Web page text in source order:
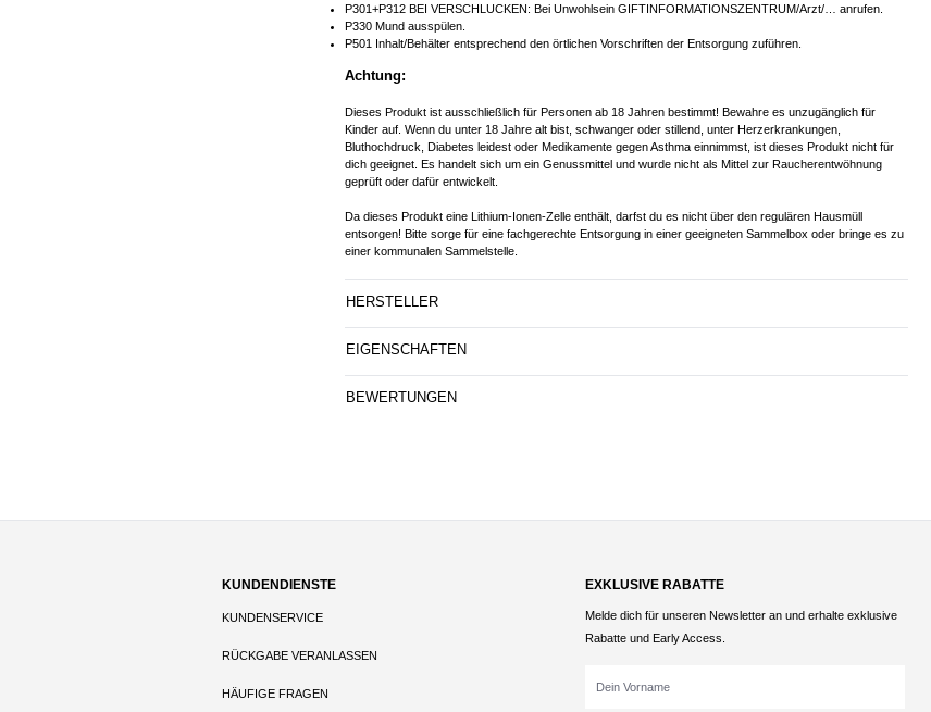
P301+P312 BEI VERSCHLUCKEN: Bei Unwohlsein GIFTINFORMATIONSZENTRUM/Arzt/… anrufen.
P330 Mund ausspülen.
P501 Inhalt/Behälter entsprechend den örtlichen Vorschriften der Entsorgung zuführen.
Achtung:
Dieses Produkt ist ausschließlich für Personen ab 18 Jahren bestimmt! Bewahre es unzugänglich für
Kinder auf. Wenn du unter 18 Jahre alt bist, schwanger oder stillend, unter Herzerkrankungen,
Bluthochdruck, Diabetes leidest oder Medikamente gegen Asthma einnimmst, ist dieses Produkt nicht für
dich geeignet. Es handelt sich um ein Genussmittel und wurde nicht als Mittel zur Raucherentwöhnung
geprüft oder dafür entwickelt.
Da dieses Produkt eine Lithium-Ionen-Zelle enthält, darfst du es nicht über den regulären Hausmüll
entsorgen! Bitte sorge für eine fachgerechte Entsorgung in einer geeigneten Sammelbox oder bringe es zu
einer kommunalen Sammelstelle.
HERSTELLER
EIGENSCHAFTEN
BEWERTUNGEN
KUNDENDIENSTE
KUNDENSERVICE
RÜCKGABE VERANLASSEN
HÄUFIGE FRAGEN
EXKLUSIVE RABATTE
Melde dich für unseren Newsletter an und erhalte exklusive
Rabatte und Early Access.